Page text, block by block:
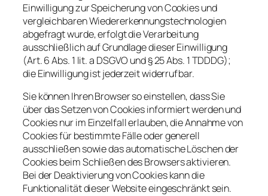
Einwilligung zur Speicherung von Cookies und
vergleichbaren Wiedererkennungstechnologien
abgefragt wurde, erfolgt die Verarbeitung
ausschließlich auf Grundlage dieser Einwilligung
(Art. 6 Abs. 1 lit. a DSGVO und § 25 Abs. 1 TDDDG);
die Einwilligung ist jederzeit widerrufbar.
Sie können Ihren Browser so einstellen, dass Sie
über das Setzen von Cookies informiert werden und
Cookies nur im Einzelfall erlauben, die Annahme von
Cookies für bestimmte Fälle oder generell
ausschließen sowie das automatische Löschen der
Cookies beim Schließen des Browsers aktivieren.
Bei der Deaktivierung von Cookies kann die
Funktionalität dieser Website eingeschränkt sein.